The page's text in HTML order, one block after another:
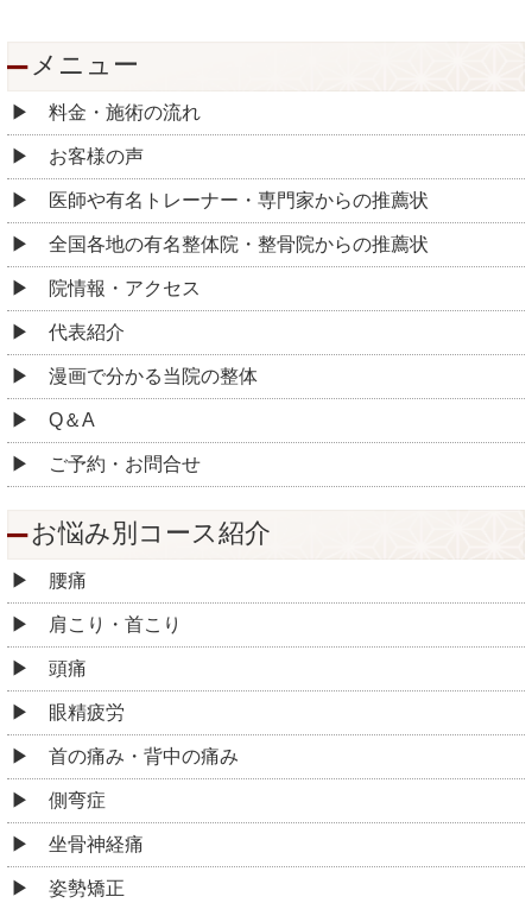
メニュー
料金・施術の流れ
お客様の声
医師や有名トレーナー・専門家からの推薦状
全国各地の有名整体院・整骨院からの推薦状
院情報・アクセス
代表紹介
漫画で分かる当院の整体
Q＆A
ご予約・お問合せ
お悩み別コース紹介
腰痛
肩こり・首こり
頭痛
眼精疲労
首の痛み・背中の痛み
側弯症
坐骨神経痛
姿勢矯正